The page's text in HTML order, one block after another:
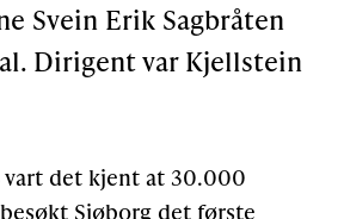
Svein Erik Sagbråten
Dirigent var Kjellstein
det kjent at 30.000
Sjøborg det første